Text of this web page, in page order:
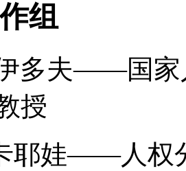
组
多夫――国家
授
耶娃――人权